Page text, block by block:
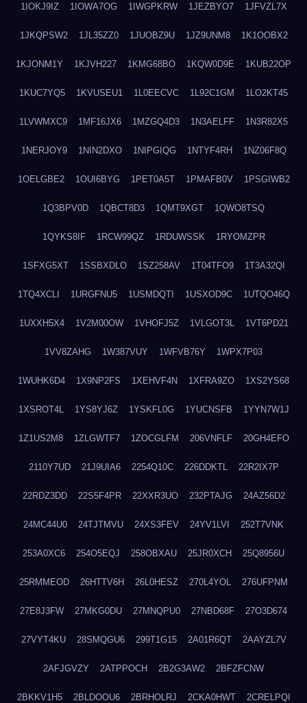
1IOKJ9IZ 1IOWA7OG 1IWGPKRW 1JEZBYO7 1JFVZL7X
1JKQPSW2 1JL35ZZ0 1JUOBZ9U 1JZ9UNM8 1K1OOBX2
1KJONM1Y 1KJVH227 1KMG68BO 1KQW0D9E 1KUB22OP
1KUC7YQ5 1KVUSEU1 1L0EECVC 1L92C1GM 1LO2KT45
1LVWMXC9 1MF16JX6 1MZGQ4D3 1N3AELFF 1N3R82X5
1NERJOY9 1NIN2DXO 1NIPGIQG 1NTYF4RH 1NZ06F8Q
1OELGBE2 1OUI6BYG 1PET0A5T 1PMAFB0V 1PSGIWB2
1Q3BPV0D 1QBCT8D3 1QMT9XGT 1QWO8TSQ
1QYKS8IF 1RCW99QZ 1RDUWSSK 1RYOMZPR
1SFXG5XT 1SSBXDLO 1SZ258AV 1T04TFO9 1T3A32QI
1TQ4XCLI 1URGFNU5 1USMDQTI 1USXOD9C 1UTQO46Q
1UXXH5X4 1V2M00OW 1VHOFJ5Z 1VLGOT3L 1VT6PD21
1VV8ZAHG 1W387VUY 1WFVB76Y 1WPX7P03
1WUHK6D4 1X9NP2FS 1XEHVF4N 1XFRA9ZO 1XS2YS68
1XSROT4L 1YS8YJ6Z 1YSKFL0G 1YUCNSFB 1YYN7W1J
1Z1US2M8 1ZLGWTF7 1ZOCGLFM 206VNFLF 20GH4EFO
2110Y7UD 21J9UIA6 2254Q10C 226DDKTL 22R2IX7P
22RDZ3DD 22S5F4PR 22XXR3UO 232PTAJG 24AZ56D2
24MC44U0 24TJTMVU 24XS3FEV 24YV1LVI 252T7VNK
253A0XC6 254O5EQJ 258OBXAU 25JR0XCH 25Q8956U
25RMMEOD 26HTTV6H 26L0HESZ 270L4YOL 276UFPNM
27E8J3FW 27MKG0DU 27MNQPU0 27NBD68F 27O3D674
27VYT4KU 28SMQGU6 299T1G15 2A01R6QT 2AAYZL7V
2AFJGVZY 2ATPPOCH 2B2G3AW2 2BFZFCNW
2BKKV1H5 2BLDOOU6 2BRHOLRJ 2CKA0HWT 2CRELPQI